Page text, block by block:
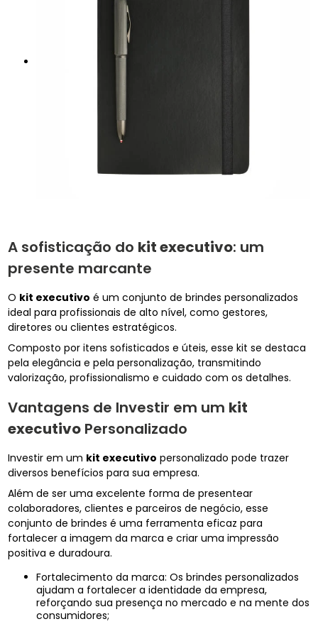
A sofisticação do kit executivo: um
presente marcante
O kit executivo é um conjunto de brindes personalizados
ideal para profissionais de alto nível, como gestores,
diretores ou clientes estratégicos.
Composto por itens sofisticados e úteis, esse kit se destaca
pela elegância e pela personalização, transmitindo
valorização, profissionalismo e cuidado com os detalhes.
Vantagens de Investir em um kit
executivo Personalizado
Investir em um kit executivo personalizado pode trazer
diversos benefícios para sua empresa.
Além de ser uma excelente forma de presentear
colaboradores, clientes e parceiros de negócio, esse
conjunto de brindes é uma ferramenta eficaz para
fortalecer a imagem da marca e criar uma impressão
positiva e duradoura.
Fortalecimento da marca: Os brindes personalizados
ajudam a fortalecer a identidade da empresa,
reforçando sua presença no mercado e na mente dos
consumidores;